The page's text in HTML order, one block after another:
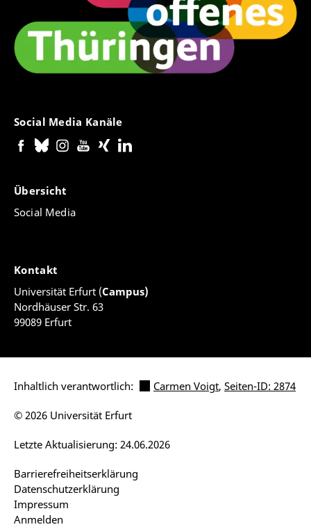
Social Media Kanäle
Übersicht
Social Media
Kontakt
Universität Erfurt (Campus)
Nordhäuser Str. 63
99089 Erfurt
Inhaltlich verantwortlich: Carmen Voigt, Seiten-ID: 2874
Barrierefreiheitserklärung
Datenschutzerklärung
Impressum
Anmelden
Letzte Aktualisierung: 24.06.2026
© 2026 Universität Erfurt